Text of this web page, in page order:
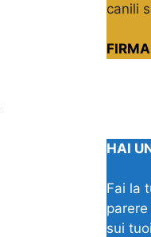
canili
HAI
Fai la
sui